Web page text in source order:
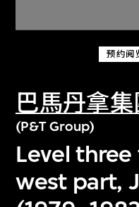
预约阅
巴馬丹拿集
(P&T Group)
Level
west part,
关于M+藏品
探索世界顶级的
文化藏品。